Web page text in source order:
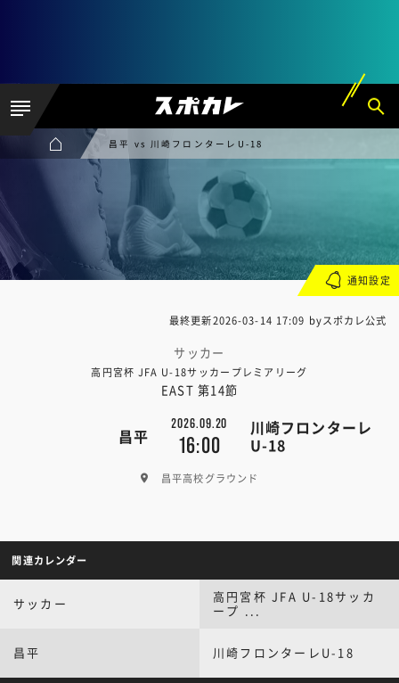
昌平 vs 川崎フロンターレU-18
最終更新2026-03-14 17:09 byスポカレ公式
サッカー
高円宮杯 JFA U-18サッカープレミアリーグ
EAST 第14節
昌平
2026.09.20
16:00
川崎フロンターレ
U-18
昌平高校グラウンド
通知設定
関連カレンダー
サッカー
高円宮杯 JFA U-18サッカ
ープ ...
昌平 川崎フロンターレU-18